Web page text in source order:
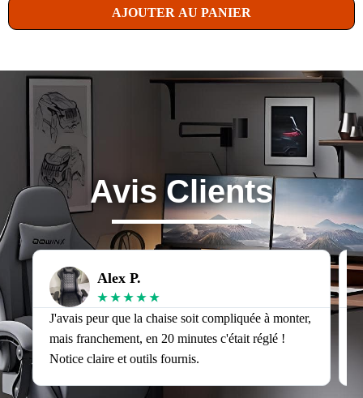
AJOUTER AU PANIER
Avis Clients
Alex P.
★ ★ ★ ★ ★
J'avais peur que la chaise soit compliquée à monter,
mais franchement, en 20 minutes c'était réglé !
Notice claire et outils fournis.